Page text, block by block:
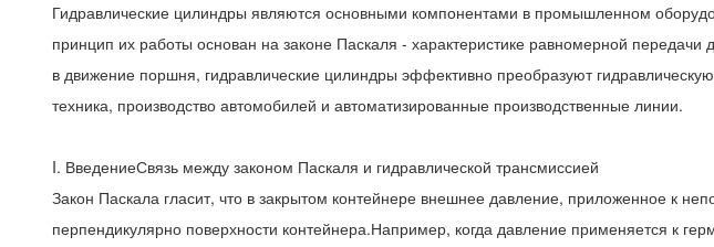
Гидравлические цилиндры являются основными компонентами в промышленном
принцип их работы основан на законе Паскаля - характеристике равномерной
в движение поршня, гидравлические цилиндры эффективно преобразуют
техника, производство автомобилей и автоматизированные производственные линии.
I. ВведениеСвязь между законом Паскаля и гидравлической трансмиссией
Закон Паскала гласит, что в закрытом контейнере внешнее давление, приложенное к
перпендикулярно поверхности контейнера.Например, когда давление применяется к